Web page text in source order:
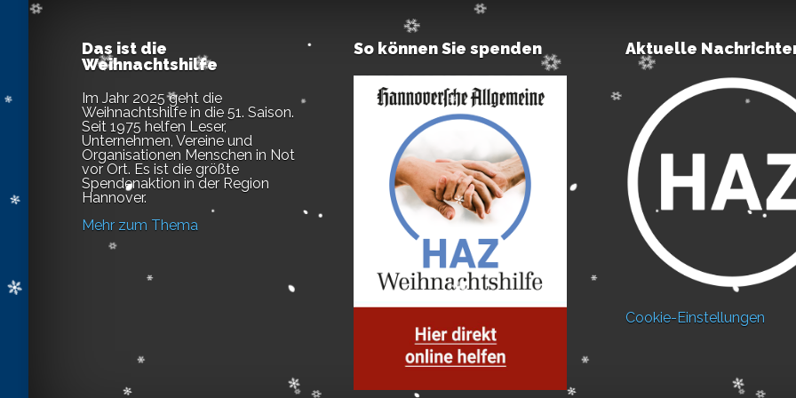
Das ist die
Weihnachtshilfe
Im Jahr 2025 geht die
Weihnachtshilfe in die 51. Saison.
Seit 1975 helfen Leser,
Unternehmen, Vereine und
Organisationen Menschen in Not
vor Ort. Es ist die größte
Spendenaktion in der Region
Hannover.
Mehr zum Thema
So können Sie spenden Aktuelle
Cookie-Einstellungen